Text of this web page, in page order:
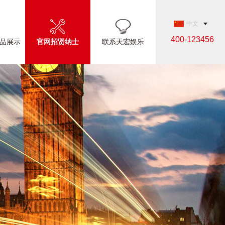
中文
400-123456
展示 官网招贤纳士 联系天宏娱乐